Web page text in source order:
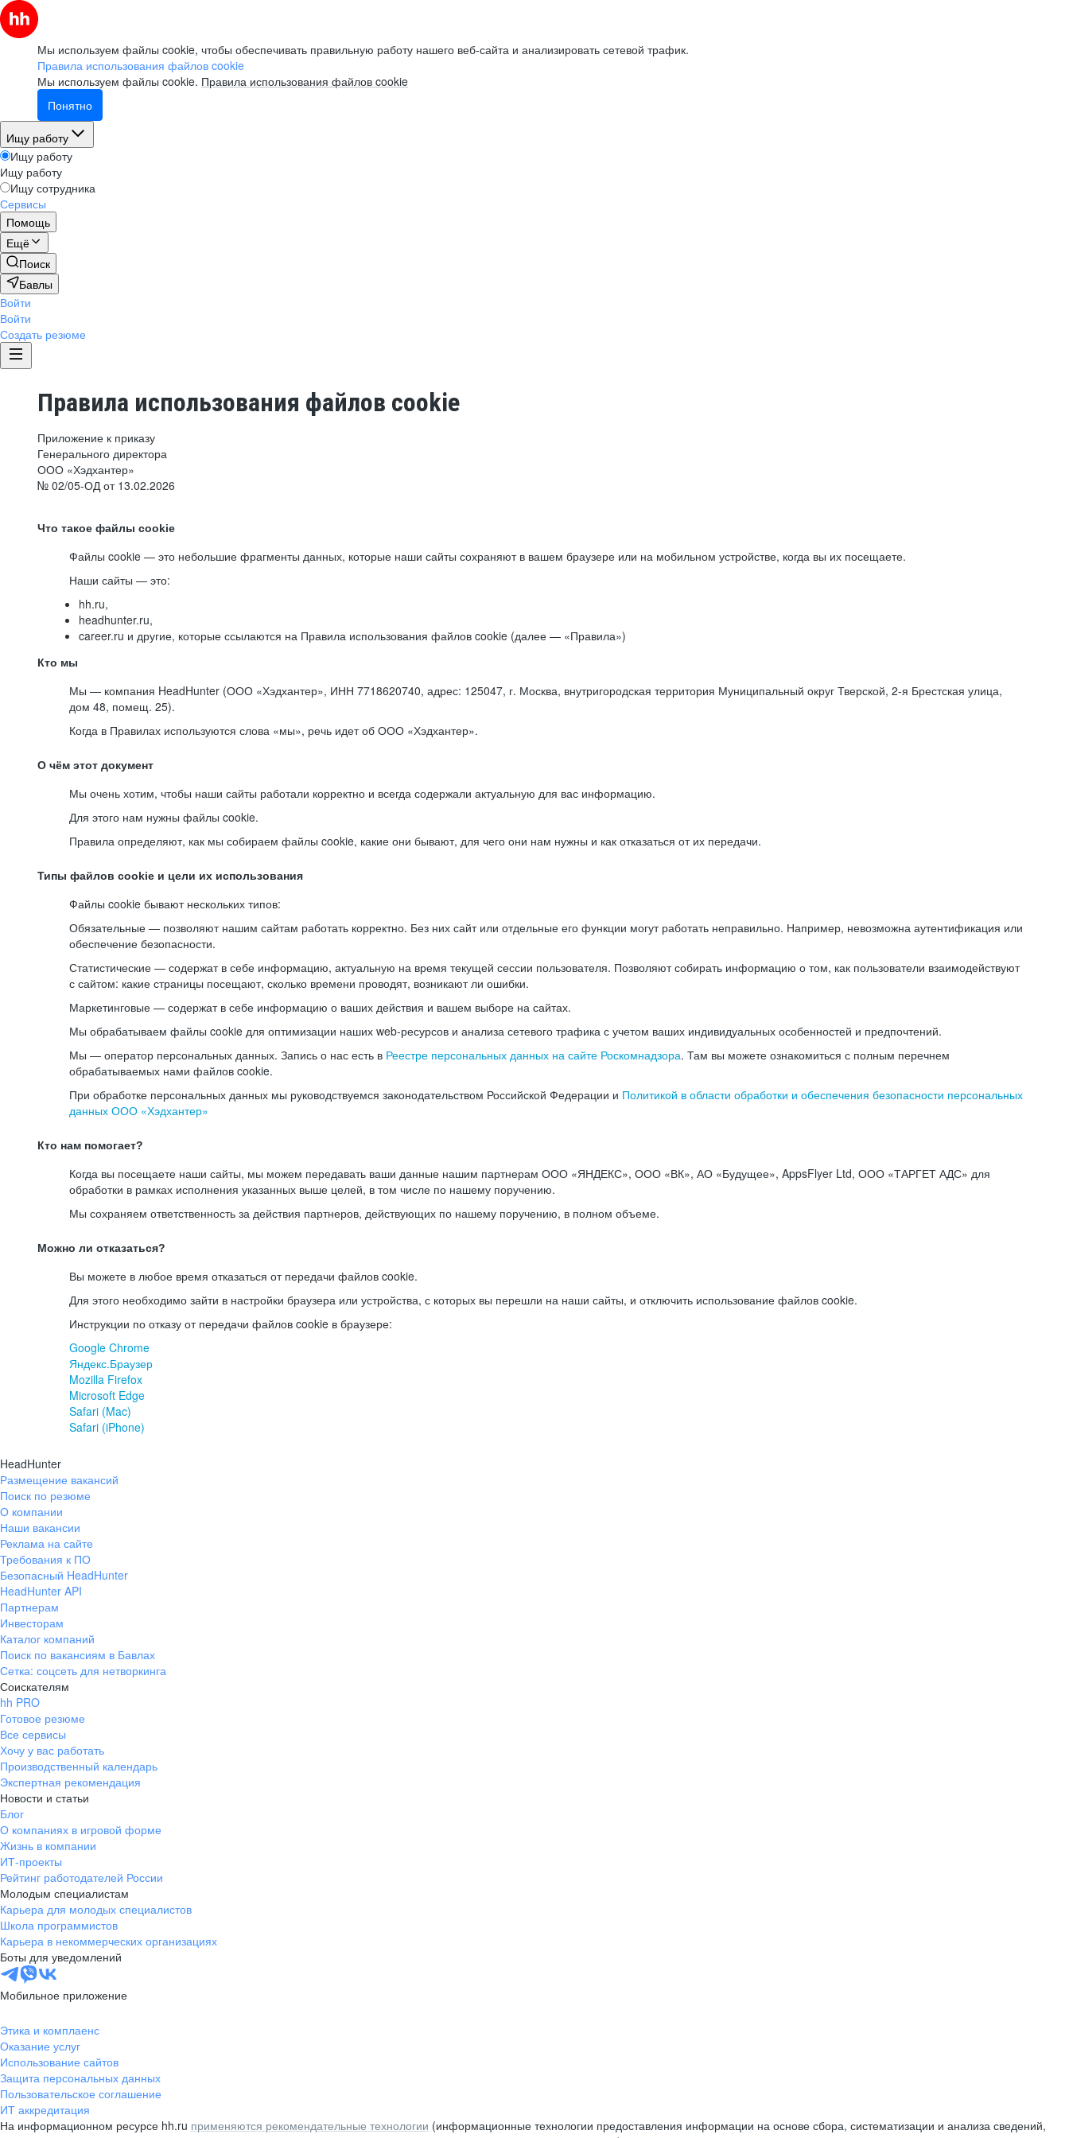
Мы используем файлы cookie, чтобы обеспечивать правильную работу нашего веб-сайта и анализировать сетевой трафик.
Правила использования файлов cookie
Мы используем файлы cookie. Правила использования файлов cookie
Понятно
Ищу работу
Ищу работу
Ищу работу
Ищу сотрудника
Сервисы
Помощь
Ещё
Поиск
Бавлы
Войти
Войти
Создать резюме
Правила использования файлов cookie
Приложение к приказу
Генерального директора
ООО «Хэдхантер»
№ 02/05-ОД от 13.02.2026
Что такое файлы cookie
Файлы cookie — это небольшие фрагменты данных, которые наши сайты сохраняют в вашем браузере или на мобильном устройстве, когда вы их посещаете.
Наши сайты — это:
hh.ru,
headhunter.ru,
career.ru и другие, которые ссылаются на Правила использования файлов cookie (далее — «Правила»)
Кто мы
Мы — компания HeadHunter (ООО «Хэдхантер», ИНН 7718620740, адрес: 125047, г. Москва, внутригородская территория Муниципальный округ Тверской, 2-я Брестская улица,
дом 48, помещ. 25).
Когда в Правилах используются слова «мы», речь идет об ООО «Хэдхантер».
О чём этот документ
Мы очень хотим, чтобы наши сайты работали корректно и всегда содержали актуальную для вас информацию.
Для этого нам нужны файлы cookie.
Правила определяют, как мы собираем файлы cookie, какие они бывают, для чего они нам нужны и как отказаться от их передачи.
Типы файлов cookie и цели их использования
Файлы cookie бывают нескольких типов:
Обязательные — позволяют нашим сайтам работать корректно. Без них сайт или отдельные его функции могут работать неправильно. Например, невозможна аутентификация или
обеспечение безопасности.
Статистические — содержат в себе информацию, актуальную на время текущей сессии пользователя. Позволяют собирать информацию о том, как пользователи взаимодействуют
с сайтом: какие страницы посещают, сколько времени проводят, возникают ли ошибки.
Маркетинговые — содержат в себе информацию о ваших действия и вашем выборе на сайтах.
Мы обрабатываем файлы cookie для оптимизации наших web-ресурсов и анализа сетевого трафика с учетом ваших индивидуальных особенностей и предпочтений.
Мы — оператор персональных данных. Запись о нас есть в Реестре персональных данных на сайте Роскомнадзора. Там вы можете ознакомиться с полным перечнем
обрабатываемых нами файлов cookie.
При обработке персональных данных мы руководствуемся законодательством Российской Федерации и Политикой в области обработки и обеспечения безопасности персональных
данных ООО «Хэдхантер»
Кто нам помогает?
Когда вы посещаете наши сайты, мы можем передавать ваши данные нашим партнерам ООО «ЯНДЕКС», ООО «ВК», АО «Будущее», AppsFlyer Ltd, ООО «ТАРГЕТ АДС» для
обработки в рамках исполнения указанных выше целей, в том числе по нашему поручению.
Мы сохраняем ответственность за действия партнеров, действующих по нашему поручению, в полном объеме.
Можно ли отказаться?
Вы можете в любое время отказаться от передачи файлов cookie.
Для этого необходимо зайти в настройки браузера или устройства, с которых вы перешли на наши сайты, и отключить использование файлов cookie.
Инструкции по отказу от передачи файлов cookie в браузере:
Google Chrome
Яндекс.Браузер
Mozilla Firefox
Microsoft Edge
Safari (Mac)
Safari (iPhone)
HeadHunter
Размещение вакансий
Поиск по резюме
О компании
Наши вакансии
Реклама на сайте
Требования к ПО
Безопасный HeadHunter
HeadHunter API
Партнерам
Инвесторам
Каталог компаний
Поиск по вакансиям в Бавлах
Сетка: соцсеть для нетворкинга
Соискателям
hh PRO
Готовое резюме
Все сервисы
Хочу у вас работать
Производственный календарь
Экспертная рекомендация
Новости и статьи
Блог
О компаниях в игровой форме
Жизнь в компании
ИТ-проекты
Рейтинг работодателей России
Молодым специалистам
Карьера для молодых специалистов
Школа программистов
Карьера в некоммерческих организациях
Боты для уведомлений
Мобильное приложение
Этика и комплаенс
Оказание услуг
Использование сайтов
Защита персональных данных
Пользовательское соглашение
ИТ аккредитация
На информационном ресурсе hh.ru применяются рекомендательные технологии (информационные технологии предоставления информации на основе сбора, систематизации и анализа сведений,